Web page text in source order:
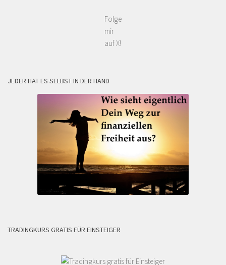
Folge
mir
auf X!
JEDER HAT ES SELBST IN DER HAND
TRADINGKURS GRATIS FÜR EINSTEIGER